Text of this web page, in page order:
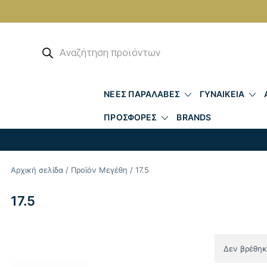
προϊόντων
ΝΕΕΣ ΠΑΡΑΛΑΒΕΣ ΓΥΝΑΙΚΕΙΑ
ΠΡΟΣΦΟΡΕΣ BRANDS
Αρχική σελίδα / Προϊόν Μεγέθη / 17.5
17.5
Δεν